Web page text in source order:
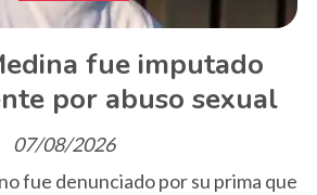
fue imputado
por abuso sexual
07/08/2026
fue denunciado por su prima que